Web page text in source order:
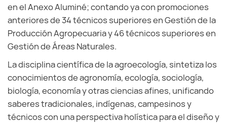
en el Anexo Aluminé; contando ya con promociones
anteriores de 34 técnicos superiores en Gestión de la
Producción Agropecuaria y 46 técnicos superiores en
Gestión de Áreas Naturales.
La disciplina científica de la agroecología, sintetiza los
conocimientos de agronomía, ecología, sociología,
biología, economía y otras ciencias afines, unificando
saberes tradicionales, indígenas, campesinos y
técnicos con una perspectiva holística para el diseño y